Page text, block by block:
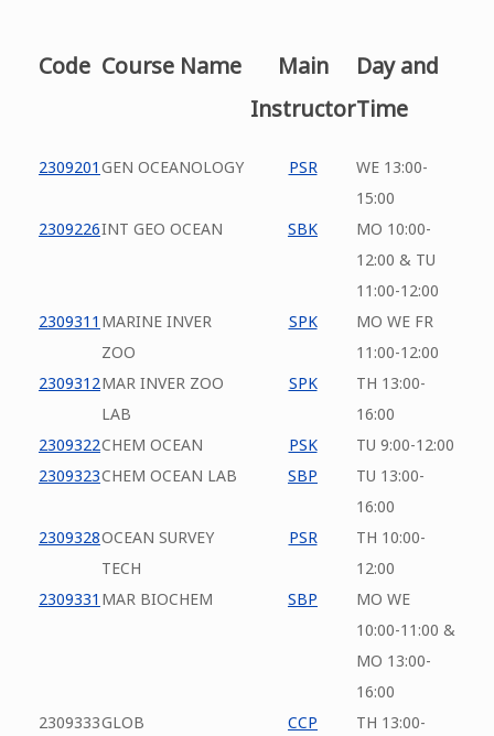
Code Course Name
Main
Instructor
Day and
Time
2309201GEN OCEANOLOGY PSR
WE 13:00-
15:00
2309226INT GEO OCEAN SBK
MO 10:00-
12:00 & TU
11:00-12:00
2309311 MARINE INVER
ZOO
SPK
MO WE FR
11:00-12:00
2309312MAR INVER ZOO
LAB
SPK
TH 13:00-
16:00
2309322CHEM OCEAN PSK
TU 9:00-12:00
2309323CHEM OCEAN LAB SBP
TU 13:00-
16:00
2309328OCEAN SURVEY
TECH
PSR
TH 10:00-
12:00
2309331 MAR BIOCHEM SBP
MO WE
10:00-11:00 &
MO 13:00-
16:00
2309333GLOB
CCP
TH 13:00-